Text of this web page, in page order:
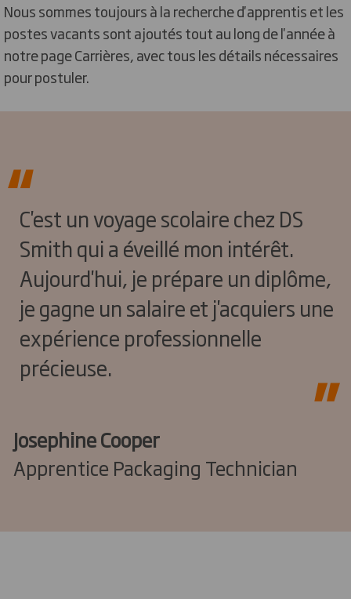
Nous sommes toujours à la recherche d'apprentis et les
postes vacants sont ajoutés tout au long de l'année à
notre page Carrières, avec tous les détails nécessaires
pour postuler.
C'est un voyage scolaire chez DS
Smith qui a éveillé mon intérêt.
Aujourd'hui, je prépare un diplôme,
je gagne un salaire et j'acquiers une
expérience professionnelle
précieuse.
Josephine Cooper
Apprentice Packaging Technician